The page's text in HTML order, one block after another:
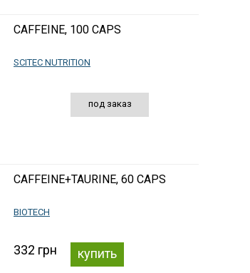
CAFFEINE, 100 CAPS
SCITEC NUTRITION
под заказ
CAFFEINE+TAURINE, 60 CAPS
BIOTECH
332 грн купить